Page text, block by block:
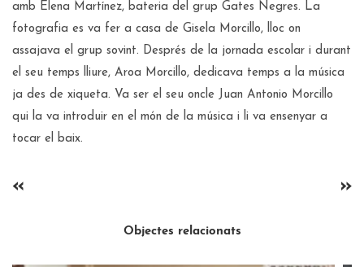
amb Elena Martínez, bateria del grup Gates Negres. La
fotografia es va fer a casa de Gisela Morcillo, lloc on
assajava el grup sovint. Després de la jornada escolar i durant
el seu temps lliure, Aroa Morcillo, dedicava temps a la música
ja des de xiqueta. Va ser el seu oncle Juan Antonio Morcillo
qui la va introduir en el món de la música i li va ensenyar a
tocar el baix.
« »
Objectes relacionats